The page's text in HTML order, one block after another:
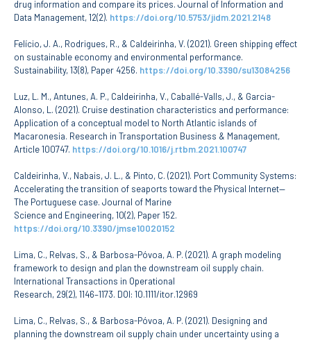
CONTACTOS
drug information and compare its prices. Journal of Information and
Data Management, 12(2). https://doi.org/10.5753/jidm.2021.2148
Felício, J. A., Rodrigues, R., & Caldeirinha, V. (2021). Green shipping effect
on sustainable economy and environmental performance.
Sustainability, 13(8), Paper 4256. https://doi.org/10.3390/su13084256
Luz, L. M., Antunes, A. P., Caldeirinha, V., Caballé-Valls, J., & Garcia-
Alonso, L. (2021). Cruise destination characteristics and performance:
Application of a conceptual model to North Atlantic islands of
Macaronesia. Research in Transportation Business & Management,
Article 100747. https://doi.org/10.1016/j.rtbm.2021.100747
Caldeirinha, V., Nabais, J. L., & Pinto, C. (2021). Port Community Systems:
Accelerating the transition of seaports toward the Physical Internet—
The Portuguese case. Journal of Marine
Science and Engineering, 10(2), Paper 152.
https://doi.org/10.3390/jmse10020152
Lima, C., Relvas, S., & Barbosa-Póvoa, A. P. (2021). A graph modeling
framework to design and plan the downstream oil supply chain.
International Transactions in Operational
Research, 29(2), 1146–1173. DOI: 10.1111/itor.12969
Lima, C., Relvas, S., & Barbosa-Póvoa, A. P. (2021). Designing and
planning the downstream oil supply chain under uncertainty using a